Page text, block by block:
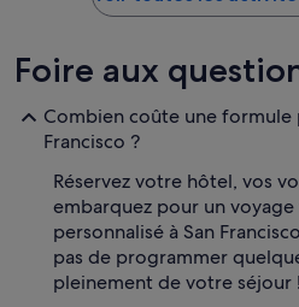
Foire aux
Combien coûte une formule
Francisco ?
Réservez votre hôtel, vos
embarquez pour un
personnalisé à San
pas de programmer
pleinement de votre séjour !